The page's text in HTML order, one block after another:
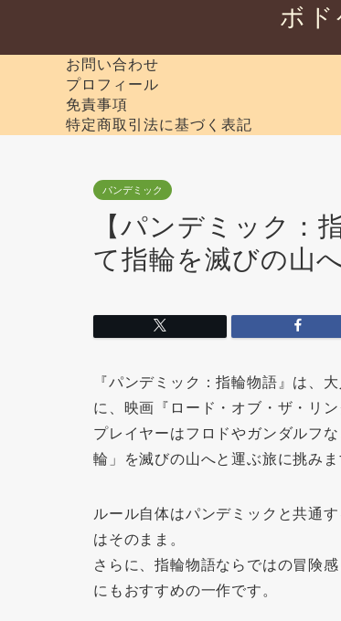
ボ
お問い合わせ
プロフィール
免責事項
特定商取引法に基づく表記
パンデミック
【パンデミック：
て指輪を滅びの山へ
『パンデミック：指輪物語』は、
に、映画『ロード・オブ・ザ・リ
プレイヤーはフロドやガンダルフ
輪」を滅びの山へと運ぶ旅に挑みま
ルール自体はパンデミックと共通
はそのまま。
さらに、指輪物語ならではの冒険
にもおすすめの一作です。